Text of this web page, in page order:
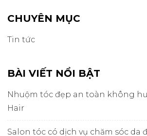
CHUYÊN MỤC
Tin tức
BÀI VIẾT NỔI BẬT
Nhuộm tóc đẹp an toàn không
Hair
Salon tóc có dịch vụ chăm sóc da